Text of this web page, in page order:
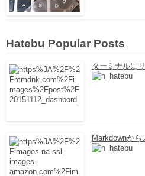
Hatebu Popular Posts
ターミナルに
Markdownか